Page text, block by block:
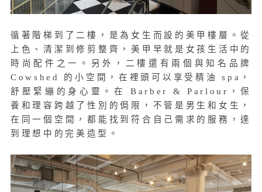
循著階梯到了二樓，是為女生而設的美甲樓層。從
上色、清潔到修剪整齊，美甲早就是女孩生活中的
時尚配件之一。另外，二樓還有兩個與知名品牌
Cowshed 的小空間，在裡頭可以享受精油 spa，
舒壓緊繃的身心靈。在 Barber & Parlour，保
養和理容跨越了性別的侷限，不管是男生和女生，
在同一個空間，都能找到符合自己需求的服務，達
到理想中的完美造型。